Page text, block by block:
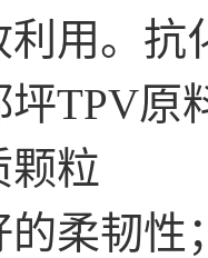
用。抗
坪TPV原
颗粒
的柔韧